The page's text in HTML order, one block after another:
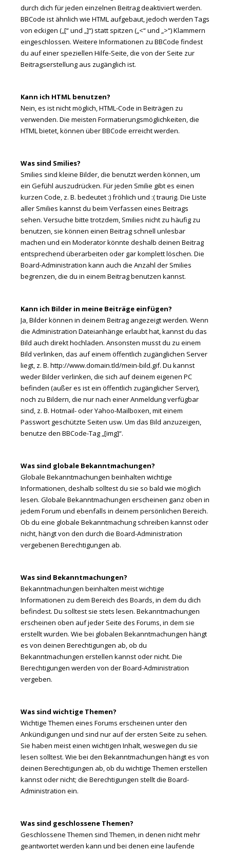
durch dich für jeden einzelnen Beitrag deaktiviert werden.
BBCode ist ähnlich wie HTML aufgebaut, jedoch werden Tags
von eckigen („[“ und „]“) statt spitzen („<“ und „>“) Klammern
eingeschlossen. Weitere Informationen zu BBCode findest
du auf einer speziellen Hilfe-Seite, die von der Seite zur
Beitragserstellung aus zugänglich ist.
Kann ich HTML benutzen?
Nein, es ist nicht möglich, HTML-Code in Beiträgen zu
verwenden. Die meisten Formatierungsmöglichkeiten, die
HTML bietet, können über BBCode erreicht werden.
Was sind Smilies?
Smilies sind kleine Bilder, die benutzt werden können, um
ein Gefühl auszudrücken. Für jeden Smilie gibt es einen
kurzen Code, z. B. bedeutet :) fröhlich und :( traurig. Die Liste
aller Smilies kannst du beim Verfassen eines Beitrags
sehen. Versuche bitte trotzdem, Smilies nicht zu häufig zu
benutzen, sie können einen Beitrag schnell unlesbar
machen und ein Moderator könnte deshalb deinen Beitrag
entsprechend überarbeiten oder gar komplett löschen. Die
Board-Administration kann auch die Anzahl der Smilies
begrenzen, die du in einem Beitrag benutzen kannst.
Kann ich Bilder in meine Beiträge einfügen?
Ja, Bilder können in deinem Beitrag angezeigt werden. Wenn
die Administration Dateianhänge erlaubt hat, kannst du das
Bild auch direkt hochladen. Ansonsten musst du zu einem
Bild verlinken, das auf einem öffentlich zugänglichen Server
liegt, z. B. http://www.domain.tld/mein-bild.gif. Du kannst
weder Bilder verlinken, die sich auf deinem eigenen PC
befinden (außer es ist ein öffentlich zugänglicher Server),
noch zu Bildern, die nur nach einer Anmeldung verfügbar
sind, z. B. Hotmail- oder Yahoo-Mailboxen, mit einem
Passwort geschützte Seiten usw. Um das Bild anzuzeigen,
benutze den BBCode-Tag „[img]“.
Was sind globale Bekanntmachungen?
Globale Bekanntmachungen beinhalten wichtige
Informationen, deshalb solltest du sie so bald wie möglich
lesen. Globale Bekanntmachungen erscheinen ganz oben in
jedem Forum und ebenfalls in deinem persönlichen Bereich.
Ob du eine globale Bekanntmachung schreiben kannst oder
nicht, hängt von den durch die Board-Administration
vergebenen Berechtigungen ab.
Was sind Bekanntmachungen?
Bekanntmachungen beinhalten meist wichtige
Informationen zu dem Bereich des Boards, in dem du dich
befindest. Du solltest sie stets lesen. Bekanntmachungen
erscheinen oben auf jeder Seite des Forums, in dem sie
erstellt wurden. Wie bei globalen Bekanntmachungen hängt
es von deinen Berechtigungen ab, ob du
Bekanntmachungen erstellen kannst oder nicht. Die
Berechtigungen werden von der Board-Administration
vergeben.
Was sind wichtige Themen?
Wichtige Themen eines Forums erscheinen unter den
Ankündigungen und sind nur auf der ersten Seite zu sehen.
Sie haben meist einen wichtigen Inhalt, weswegen du sie
lesen solltest. Wie bei den Bekanntmachungen hängt es von
deinen Berechtigungen ab, ob du wichtige Themen erstellen
kannst oder nicht; die Berechtigungen stellt die Board-
Administration ein.
Was sind geschlossene Themen?
Geschlossene Themen sind Themen, in denen nicht mehr
geantwortet werden kann und bei denen eine laufende